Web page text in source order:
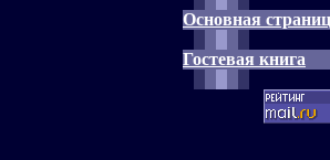
Основная
Гостевая книга